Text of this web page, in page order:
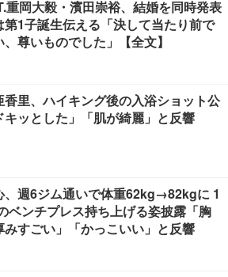
重岡大毅・濱田崇裕、結婚を同時発表
第1子誕生伝える「決して当たり前で
、尊いものでした」【全文】
香里、ハイキング後の入浴ショット公
キッとした」「肌が綺麗」と反響
、週6ジム通いで体重62kg→82kgに 1
ベンチプレス持ち上げる姿披露「胸
みすごい」「かっこいい」と反響